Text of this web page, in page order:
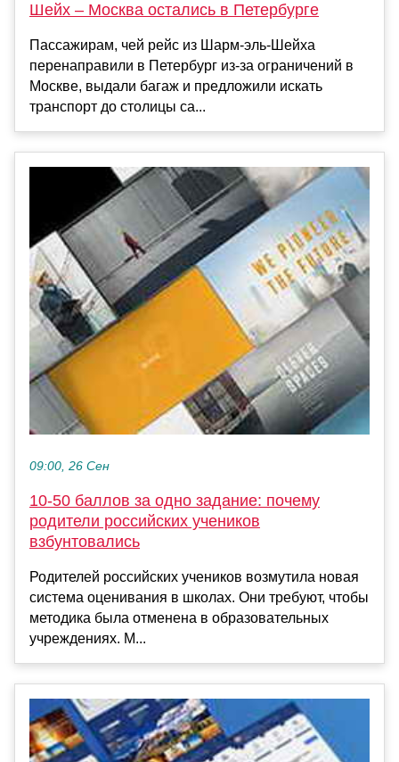
Шейх – Москва остались в Петербурге
Пассажирам, чей рейс из Шарм-эль-Шейха
перенаправили в Петербург из-за ограничений в
Москве, выдали багаж и предложили искать
транспорт до столицы са...
09:00, 26 Сен
10-50 баллов за одно задание: почему
родители российских учеников
взбунтовались
Родителей российских учеников возмутила новая
система оценивания в школах. Они требуют, чтобы
методика была отменена в образовательных
учреждениях. М...